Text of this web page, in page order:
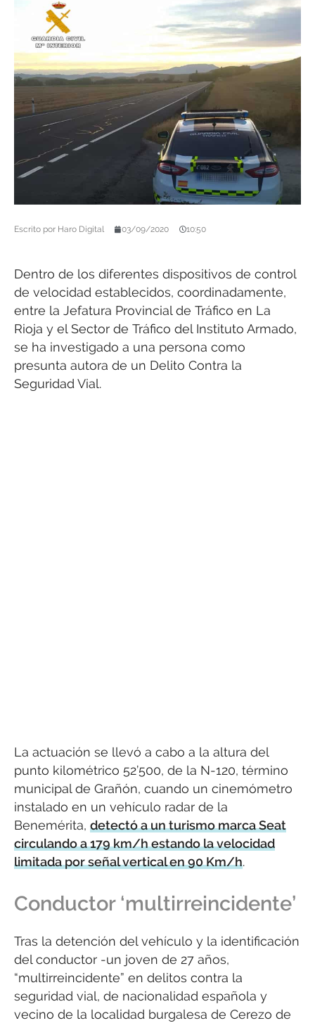
Escrito por Haro Digital 03/09/2020 10:50
Dentro de los diferentes dispositivos de control
de velocidad establecidos, coordinadamente,
entre la Jefatura Provincial de Tráfico en La
Rioja y el Sector de Tráfico del Instituto Armado,
se ha investigado a una persona como
presunta autora de un Delito Contra la
Seguridad Vial.
La actuación se llevó a cabo a la altura del
punto kilométrico 52’500, de la N-120, término
municipal de Grañón, cuando un cinemómetro
instalado en un vehículo radar de la
Benemérita, detectó a un turismo marca Seat
circulando a 179 km/h estando la velocidad
limitada por señal vertical en 90 Km/h.
Conductor ‘multirreincidente’
Tras la detención del vehículo y la identificación
del conductor -un joven de 27 años,
“multirreincidente” en delitos contra la
seguridad vial, de nacionalidad española y
vecino de la localidad burgalesa de Cerezo de